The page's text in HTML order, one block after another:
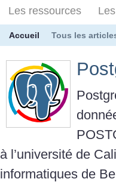
Les ressources
Accueil Tous les
à l’université de
informatiques de